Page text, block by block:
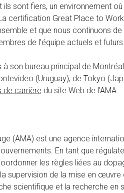
sont fiers, un environnement
certification Great Place to
et que nous continuons
de l’équipe actuels et
son bureau principal de
(Uruguay), de Tokyo
de carrière du site Web de l’AMA.
(AMA) est une agence
En tant que
les règles liées au
supervision de la mise en
scientifique et la recherche en